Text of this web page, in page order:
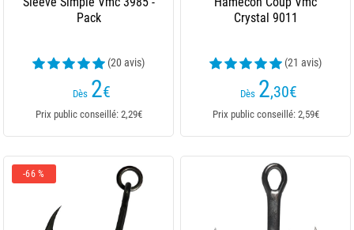
Pack
(20 avis)
Dès 2€
Prix public conseillé: 2,29€
Crystal 9011
(21 avis)
Dès 2,30€
Prix public conseillé: 2,59€
-66 %